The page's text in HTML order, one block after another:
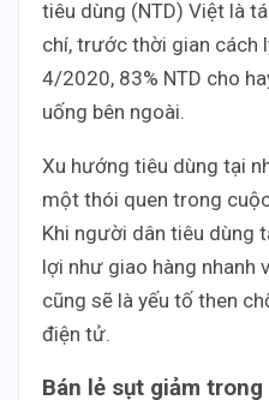
tiêu dùng (NTD) Việt là
chí, trước thời gian cách
4/2020, 83% NTD cho
uống bên ngoài.
Xu hướng tiêu dùng tại
một thói quen trong
Khi người dân tiêu dùng
lợi như giao hàng nhanh
cũng sẽ là yếu tố then
điện tử.
Bán lẻ sụt giảm